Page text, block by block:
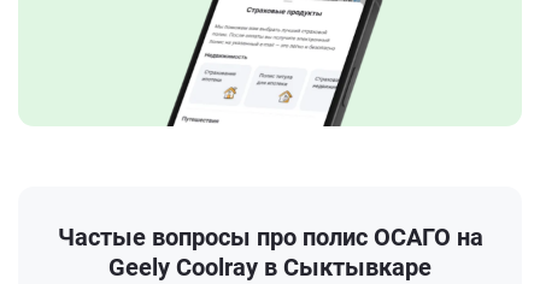
Частые вопросы про полис ОСАГО на
Geely Coolray в Сыктывкаре